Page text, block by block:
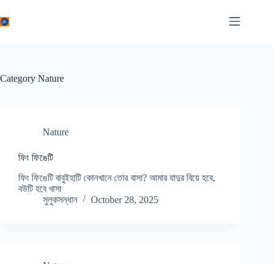
to
content
Category Nature
Nature
ফিং ফিঙেটি
ফিং ফিঙেটি বাবুইহাটি কোনখানে তোর বাসা? আমার যাদুর বিয়ে হবে,
বউটি হবে খাসা
সুলুকসন্ধান
October 28, 2025